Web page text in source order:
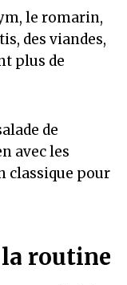
le romarin,
des viandes,
plus de
de
avec les
classique pour
la routine